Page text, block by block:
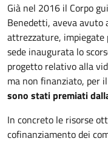
Già nel 2016 il Corpo
Benedetti, aveva avuto
attrezzature, impiegate
sede inaugurata lo
progetto relativo alla
ma non finanziato, per
sono stati premiati
In concreto le risorse
cofinanziamento dei